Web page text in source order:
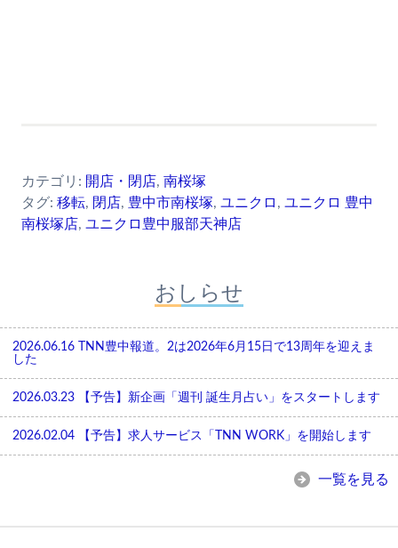
カテゴリ: 開店・閉店, 南桜塚
タグ: 移転, 閉店, 豊中市南桜塚, ユニクロ , ユニクロ 豊中
南桜塚店, ユニクロ豊中服部天神店
おしらせ
2026.06.16
TNN豊中報道。2は2026年6月15日で13周年を迎えま
した
2026.03.23 【予告】新企画「週刊 誕生月占い」をスタートします
2026.02.04 【予告】求人サービス「TNN WORK」を開始します
一覧を見る